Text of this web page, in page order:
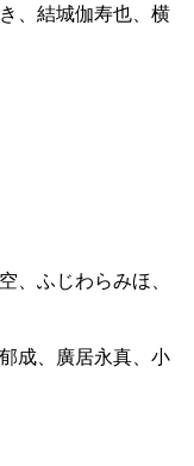
、結城伽寿也、横
、ふじわらみほ、
成、廣居永真、小